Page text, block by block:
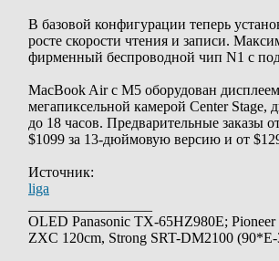
В базовой конфигурации теперь
росте скорости чтения и записи.
фирменный беспроводной чип N1 с
MacBook Air с M5 оборудован
мегапиксельной камерой Center Stage,
до 18 часов. Предварительные заказы
$1099 за 13-дюймовую версию и от
Источник:
liga
OLED Panasonic TX-65HZ980E;
ZXC 120cm, Strong SRT-DM2100